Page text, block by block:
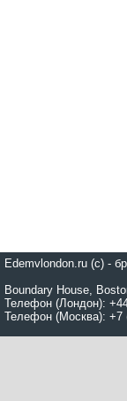
Edemvlondon.ru (c) -
Boundary House,
Телефон (Лондон):
Телефон (Москва): +7